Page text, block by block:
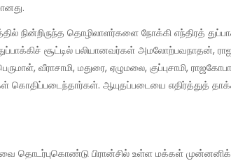
சூட்டில் பலியானவர்கள் அமலோற்பவநாதன்,
வீராசாமி, மதுரை, ஏழுமலை, குப்புசாமி,
ஆயுதப்படையை எதிர்த்துத்